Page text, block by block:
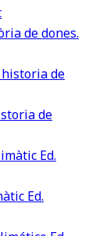
de dones.
de
Ed.